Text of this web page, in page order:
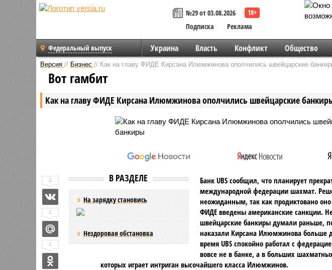
№29 от 03.08.2026
Подписка
Реклама
Федеральный выпуск Украина Власть Конфликт Общество
Версия // Бизнес // Как на главу ФИДЕ Кирсана Илюмжинова ополчились швейцарские
Как на главу ФИДЕ Кирсана Илюмжинова ополчились швейцарские
Вот гамбит
В РАЗДЕЛЕ
На зарядку становись
Нездоровая обстановка
Банк UBS сообщил, что планирует
международной федерации шахмат.
неожиданным, так как продиктовано
ФИДЕ введены американские санкции.
швейцарские банкиры думали раньше,
наказали Кирсана Илюмжинова больше
время UBS спокойно работал с
вовсе не в банке, а в больших
которых играет интриган высочайшего класса Илюмжинов.
2
1
1